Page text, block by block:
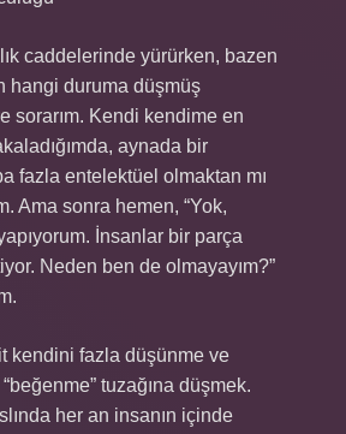
caddelerinde yürürken, bazen
hangi duruma düşmüş
sorarım. Kendi kendime en
aynada bir
fazla entelektüel olmaktan mı
Ama sonra hemen, “Yok,
İnsanlar bir parça
Neden ben de olmayayım?”
kendini fazla düşünme ve
tuzağına düşmek.
her an insanın içinde